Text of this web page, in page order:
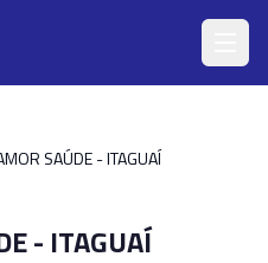
SAÚDE - ITAGUAÍ
- ITAGUAÍ